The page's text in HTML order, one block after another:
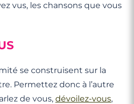
vus, les chansons que vous
se construisent sur la
Permettez donc à l’autre
de vous, dévoilez-vous,